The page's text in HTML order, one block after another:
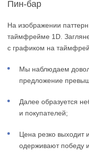
Пин-бар
На изображении
таймфрейме 1D.
с графиком на
Мы наблюдаем
предложение
Далее образуется
и покупателей;
Цена резко выходит
одерживают победу